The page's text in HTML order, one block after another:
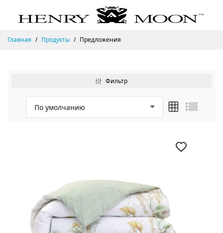
Главная Продукты Предложения
Фильтр